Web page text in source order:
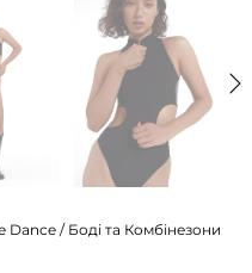
Dance / Боді та Комбінезони